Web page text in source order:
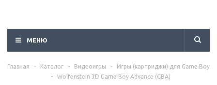
МЕНЮ
Главная - Каталог - Видеоигры -
Игры (картриджи) для Game Boy
-
Wolfenstein 3D Game Boy Advance (GBA)